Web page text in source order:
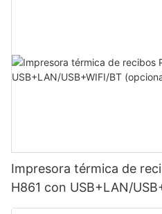
Impresora térmica de
H861 con USB+LAN/
Negra